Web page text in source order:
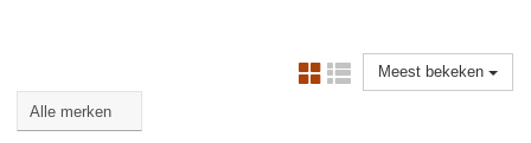
Meest bekeken